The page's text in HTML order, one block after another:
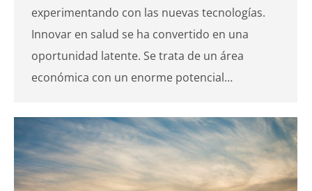
experimentando con las nuevas tecnologías.
Innovar en salud se ha convertido en una
oportunidad latente. Se trata de un área
económica con un enorme potencial…